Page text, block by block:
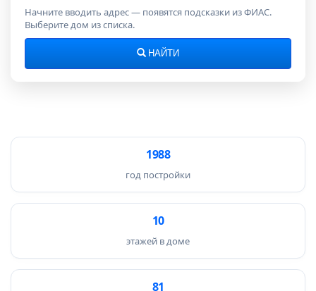
Начните вводить адрес — появятся подсказки из ФИАС.
Выберите дом из списка.
НАЙТИ
1988
год постройки
10
этажей в доме
81